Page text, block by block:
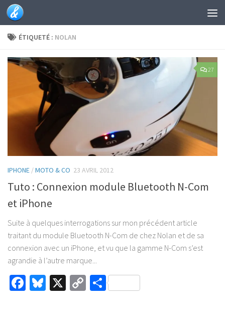
Skip to content
ÉTIQUETÉ : NOLAN
27
IPHONE /MOTO & CO 23 AVRIL 2012
Tuto : Connexion module Bluetooth N-Com
et iPhone
Suite à quelques interrogations sur mon précédent article
traitant du module Bluetooth N-Com de chez Nolan et de sa
connexion avec un iPhone, et vu que la gamme N-Com s’est
agrandie à l’autre marque...
Facebook
Bluesky
X
CopyPartager